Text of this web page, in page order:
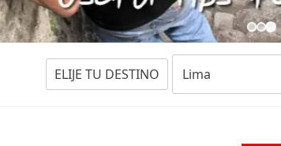
ELIJE TU DESTINO